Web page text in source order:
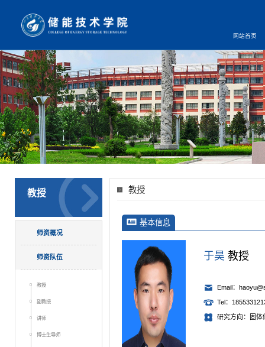
网站首页
教授
师资概况
师资队伍
教授
副教授
讲师
博士生导师
教授
基本信息
于昊 教授
Email：
Tel：
研究方向：固体